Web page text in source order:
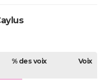
% des voix Voix